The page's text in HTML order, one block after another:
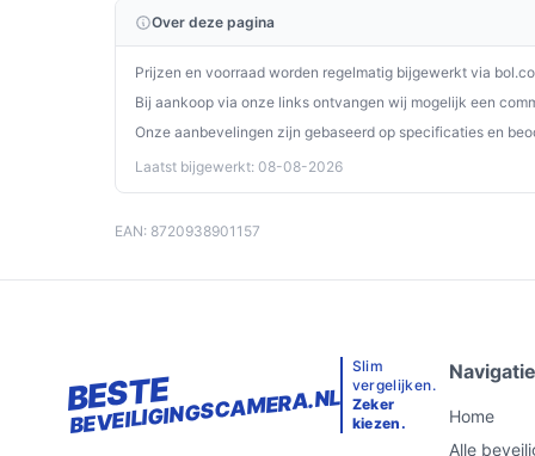
Over deze pagina
Prijzen en voorraad worden regelmatig bijgewerkt via
Bij aankoop via onze links ontvangen wij mogelijk een
Onze aanbevelingen zijn gebaseerd op specificaties en
Laatst bijgewerkt: 08-08-2026
EAN: 8720938901157
BESTE
BEVEILIGINGSCAMERA.NL
Slim
vergelijken.
Zeker
kiezen.
Navigatie
Home
Alle